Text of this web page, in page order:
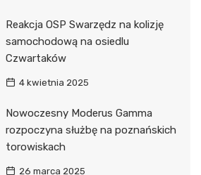
Reakcja OSP Swarzędz na kolizję
samochodową na osiedlu
Czwartaków
4 kwietnia 2025
Nowoczesny Moderus Gamma
rozpoczyna służbę na poznańskich
torowiskach
26 marca 2025